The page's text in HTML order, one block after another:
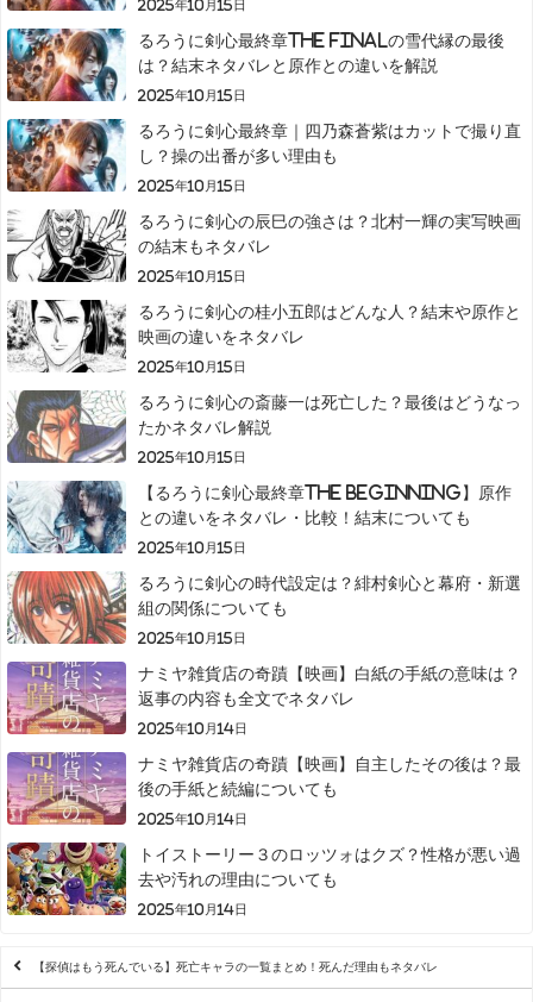
2025年10月15日
るろうに剣心最終章The Finalの雪代縁の最後
は？結末ネタバレと原作との違いを解説
2025年10月15日
るろうに剣心最終章｜四乃森蒼紫はカットで撮り直
し？操の出番が多い理由も
2025年10月15日
るろうに剣心の辰巳の強さは？北村一輝の実写映画
の結末もネタバレ
2025年10月15日
るろうに剣心の桂小五郎はどんな人？結末や原作と
映画の違いをネタバレ
2025年10月15日
るろうに剣心の斎藤一は死亡した？最後はどうなっ
たかネタバレ解説
2025年10月15日
【るろうに剣心最終章The Beginning】原作
との違いをネタバレ・比較！結末についても
2025年10月15日
るろうに剣心の時代設定は？緋村剣心と幕府・新選
組の関係についても
2025年10月15日
ナミヤ雑貨店の奇蹟【映画】白紙の手紙の意味は？
返事の内容も全文でネタバレ
2025年10月14日
ナミヤ雑貨店の奇蹟【映画】自主したその後は？最
後の手紙と続編についても
2025年10月14日
トイストーリー３のロッツォはクズ？性格が悪い過
去や汚れの理由についても
2025年10月14日
【探偵はもう死んでいる】死亡キャラの一覧まとめ！死んだ理由もネタバレ